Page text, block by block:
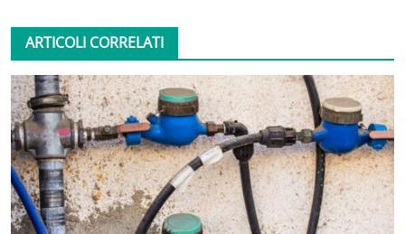
ARTICOLI CORRELATI